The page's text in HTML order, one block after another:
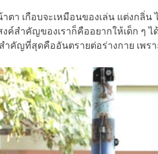
เกือบจะเหมือนของเล่น แต่งกลิ่น
ค์สำคัญของเราก็คืออยากให้เด็ก ๆ
คัญที่สุดคืออันตรายต่อร่างกาย เพร